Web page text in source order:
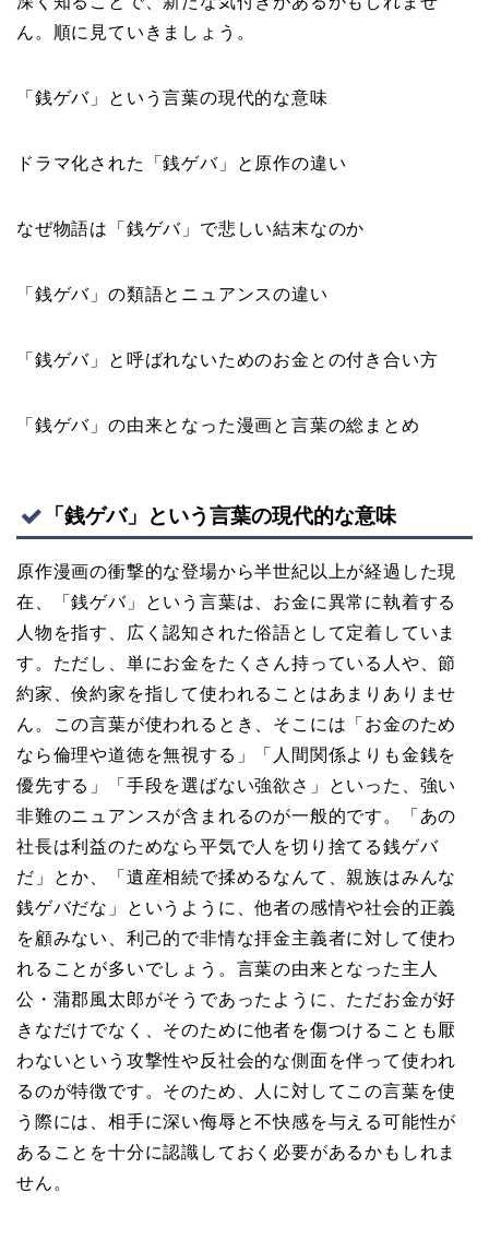
ん。順に見ていきましょう。
「銭ゲバ」という言葉の現代的な意味
ドラマ化された「銭ゲバ」と原作の違い
なぜ物語は「銭ゲバ」で悲しい結末なのか
「銭ゲバ」の類語とニュアンスの違い
「銭ゲバ」と呼ばれないためのお金との付き合い方
「銭ゲバ」の由来となった漫画と言葉の総まとめ
「銭ゲバ」という言葉の現代的な意味
原作漫画の衝撃的な登場から半世紀以上が経過した現
在、「銭ゲバ」という言葉は、お金に異常に執着する
人物を指す、広く認知された俗語として定着していま
す。ただし、単にお金をたくさん持っている人や、節
約家、倹約家を指して使われることはあまりありませ
ん。この言葉が使われるとき、そこには「お金のため
なら倫理や道徳を無視する」「人間関係よりも金銭を
優先する」「手段を選ばない強欲さ」といった、強い
非難のニュアンスが含まれるのが一般的です。「あの
社長は利益のためなら平気で人を切り捨てる銭ゲバ
だ」とか、「遺産相続で揉めるなんて、親族はみんな
銭ゲバだな」というように、他者の感情や社会的正義
を顧みない、利己的で非情な拝金主義者に対して使わ
れることが多いでしょう。言葉の由来となった主人
公・蒲郡風太郎がそうであったように、ただお金が好
きなだけでなく、そのために他者を傷つけることも厭
わないという攻撃性や反社会的な側面を伴って使われ
るのが特徴です。そのため、人に対してこの言葉を使
う際には、相手に深い侮辱と不快感を与える可能性が
あることを十分に認識しておく必要があるかもしれま
せん。